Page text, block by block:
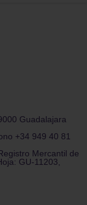
Guadalajara
+34 949 40 81
Mercantil de
GU-11203,